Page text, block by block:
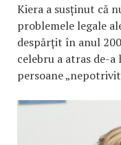
Kiera a susținut că
problemele legale
despărțit în anul
celebru a atras de-
persoane